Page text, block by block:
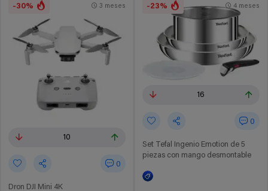
-30%
10
0
Dron DJI Mini 4K
3 meses -23%
16
0
Set Tefal Ingenio Emotion de 5
piezas con mango desmontable
4 meses